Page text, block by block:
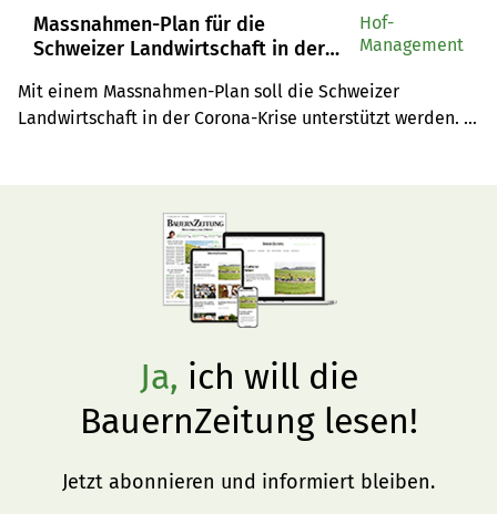
Massnahmen-Plan für die
Schweizer Landwirtschaft in der
Mit einem Massnahmen-Plan soll die Schweizer
Landwirtschaft in der Corona-Krise unterstützt werden.
Hof-
Management
Ja, ich will die
BauernZeitung lesen!
Jetzt abonnieren und informiert bleiben.